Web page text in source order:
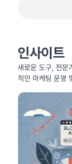
인사이트
새로운 도구, 전문
적인 마케팅 운영